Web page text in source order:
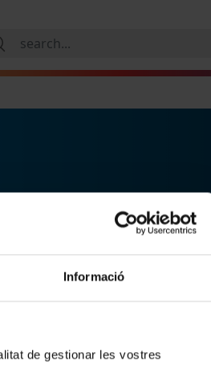
Informació
de gestionar les vostres